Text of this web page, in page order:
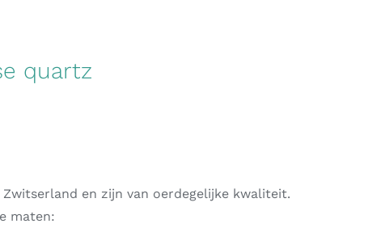
quartz
en zijn van oerdegelijke kwaliteit.
maten: